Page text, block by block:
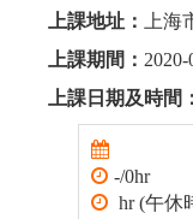
上課地址：
上
上課期間：
上課日期及時間：
-/0hr
hr (午休